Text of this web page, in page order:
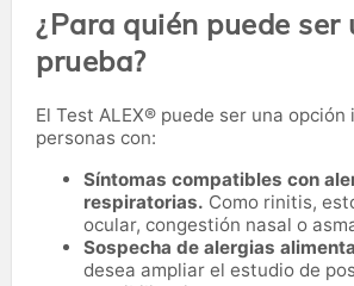
¿Para quién puede ser
prueba?
El Test ALEX® puede ser una
personas con:
Síntomas compatibles con
respiratorias. Como rinitis,
ocular, congestión nasal o
Sospecha de alergias
desea ampliar el estudio de